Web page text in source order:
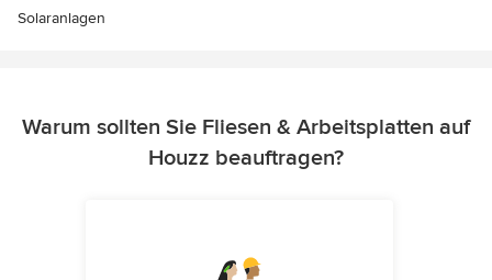
Solaranlagen
Warum sollten Sie Fliesen & Arbeitsplatten auf
Houzz beauftragen?